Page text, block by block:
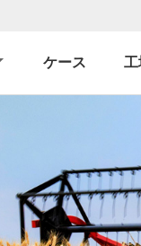
ケース 工